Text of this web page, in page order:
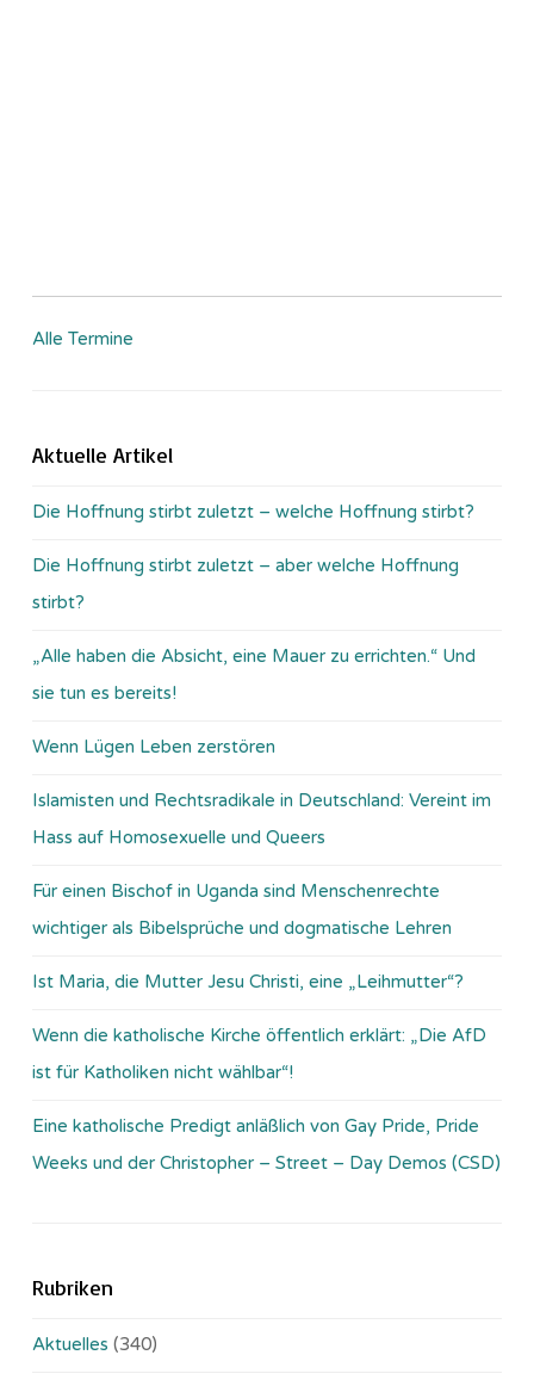
Alle Termine
Aktuelle Artikel
Die Hoffnung stirbt zuletzt – welche Hoffnung stirbt?
Die Hoffnung stirbt zuletzt – aber welche Hoffnung
stirbt?
„Alle haben die Absicht, eine Mauer zu errichten.“ Und
sie tun es bereits!
Wenn Lügen Leben zerstören
Islamisten und Rechtsradikale in Deutschland: Vereint im
Hass auf Homosexuelle und Queers
Für einen Bischof in Uganda sind Menschenrechte
wichtiger als Bibelsprüche und dogmatische Lehren
Ist Maria, die Mutter Jesu Christi, eine „Leihmutter“?
Wenn die katholische Kirche öffentlich erklärt: „Die AfD
ist für Katholiken nicht wählbar“!
Eine katholische Predigt anläßlich von Gay Pride, Pride
Weeks und der Christopher – Street – Day Demos (CSD)
Rubriken
Aktuelles (340)